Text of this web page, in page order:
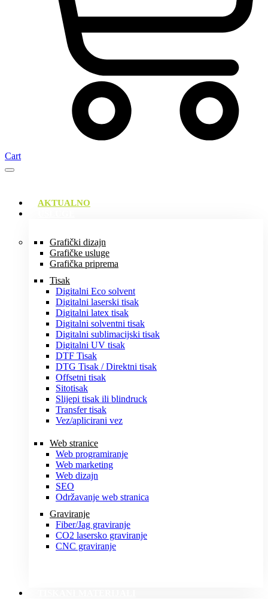
Cart
AKTUALNO
Grafički dizajn
Grafičke usluge
Grafička priprema
Tisak
Digitalni Eco solvent
Digitalni laserski tisak
Digitalni latex tisak
Digitalni solventni tisak
Digitalni sublimacijski tisak
Digitalni UV tisak
DTF Tisak
DTG Tisak / Direktni tisak
Offsetni tisak
Sitotisak
Slijepi tisak ili blindruck
Transfer tisak
Vez/aplicirani vez
Web stranice
Web programiranje
Web marketing
Web dizajn
SEO
Održavanje web stranica
Graviranje
Fiber/Jag graviranje
CO2 lasersko graviranje
CNC graviranje